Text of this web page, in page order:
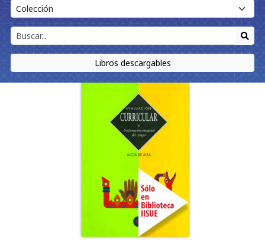
Libros descargables